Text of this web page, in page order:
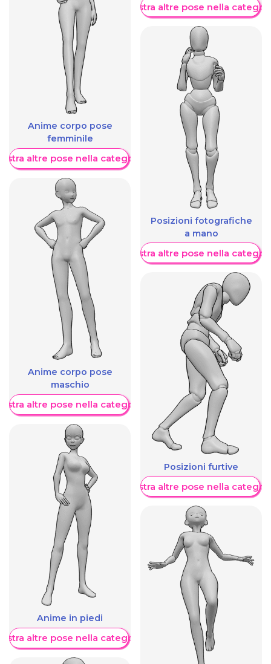
Anime corpo pose
femminile
altre pose nella categoria
Anime corpo pose
maschio
altre pose nella categoria
Anime in piedi
altre pose nella categoria
Mostra altre pose nella
Posizioni fotografiche
a mano
Mostra altre pose nella
Posizioni furtive
Mostra altre pose nella